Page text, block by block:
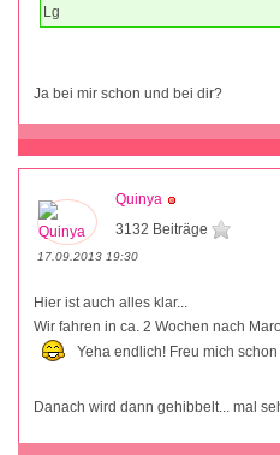
Lg
Ja bei mir schon und bei dir?
Quinya
3132 Beiträge
17.09.2013 19:30
Hier ist auch alles klar...
Wir fahren in ca. 2 Wochen nach
Yeha endlich! Freu mich schon
Danach wird dann gehibbelt... mal